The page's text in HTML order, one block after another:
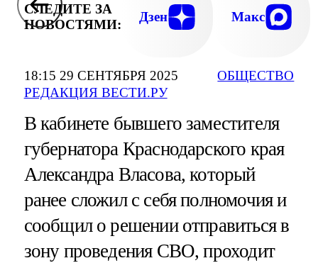
18:15 29 СЕНТЯБРЯ 2025
РЕДАКЦИЯ ВЕСТИ.РУ
ОБЩЕСТВО
СЛЕДИТЕ ЗА
НОВОСТЯМИ:
Дзен Макс
В кабинете бывшего заместителя
губернатора Краснодарского края
Александра Власова, который
ранее сложил с себя полномочия и
сообщил о решении отправиться в
зону проведения СВО, проходит